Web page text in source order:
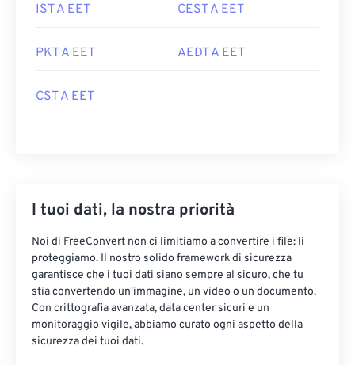
IST A EET CEST A EET
PKT A EET AEDT A EET
CST A EET
I tuoi dati, la nostra priorità
Noi di FreeConvert non ci limitiamo a convertire i file: li
proteggiamo. Il nostro solido framework di sicurezza
garantisce che i tuoi dati siano sempre al sicuro, che tu
stia convertendo un'immagine, un video o un documento.
Con crittografia avanzata, data center sicuri e un
monitoraggio vigile, abbiamo curato ogni aspetto della
sicurezza dei tuoi dati.